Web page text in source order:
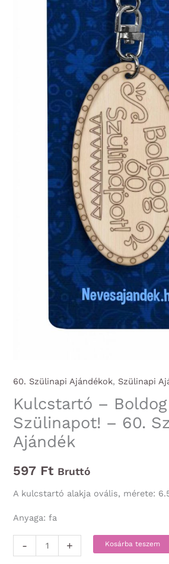
60. Szülinapi Ajándékok, Szülinapi
Kulcstartó –
Szülinapot! – 60.
Ajándék
597 Ft Bruttó
A kulcstartó alakja ovális, mérete:
Anyaga: fa
-
Kulcstartó
-
+ Kosárba teszem